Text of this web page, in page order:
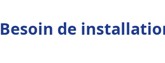
Besoin de